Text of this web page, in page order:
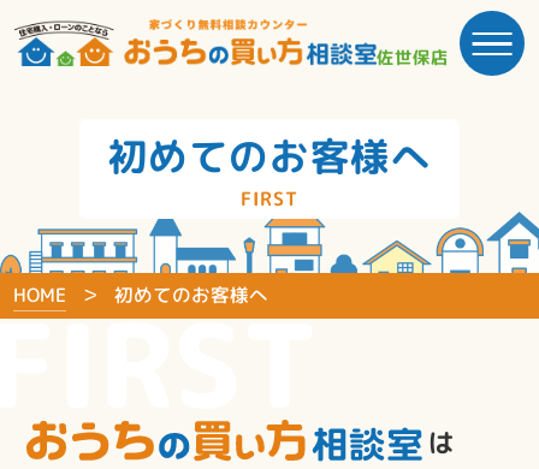
佐世保店
初めてのお客様へ
FIRST
HOME 初めてのお客様へ
は